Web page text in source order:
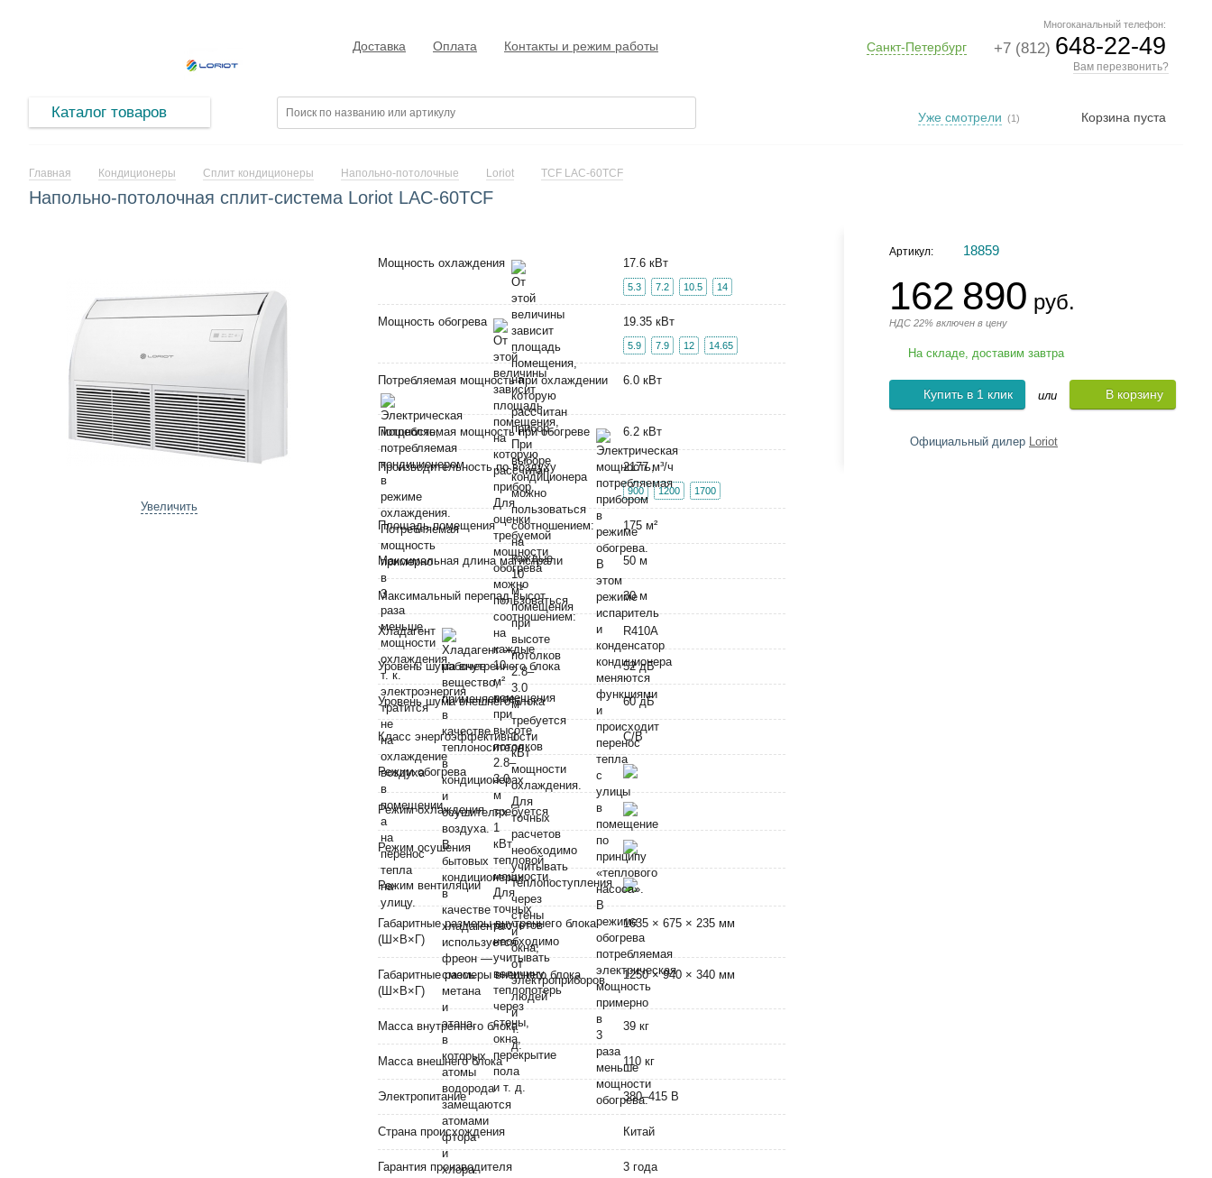
Многоканальный телефон:
+7 (812) 648-22-49
Вам перезвонить?
Санкт-Петербург
Доставка Оплата Контакты и режим работы
Каталог товаров Корзина пуста
Уже смотрели (1)
Главная Кондиционеры Сплит кондиционеры Напольно-потолочные Loriot TCF LAC-60TCF
Напольно-потолочная сплит-система Loriot LAC-60TCF
Увеличить
Мощность охлаждения 17.6 кВт
5.3 7.2 10.5 14
Мощность обогрева 19.35 кВт
5.9 7.9 12 14.65
Потребляемая мощность при охлаждении 6.0 кВт
Потребляемая мощность при обогреве 6.2 кВт
Производительность по воздуху 2177 м³/ч
900 1200 1700
Площадь помещения 175 м²
Максимальная длина магистрали 50 м
Максимальный перепад высот 30 м
Хладагент R410A
Уровень шума внутреннего блока 52 дБ
Уровень шума внешнего блока 60 дБ
Класс энергоэффективности C/B
Режим обогрева
Режим охлаждения
Режим осушения
Режим вентиляции
Габаритные размеры внутреннего блока
(Ш×В×Г)
1635 × 675 × 235 мм
Габаритные размеры внешнего блока
(Ш×В×Г)
1250 × 940 × 340 мм
Масса внутреннего блока 39 кг
Масса внешнего блока 110 кг
Электропитание 380–415 В
Страна происхождения Китай
Гарантия производителя 3 года
Артикул: 18859
162 890 руб.
НДС 22% включен в цену
На складе, доставим завтра
Купить в 1 клик или В корзину
Официальный дилер Loriot